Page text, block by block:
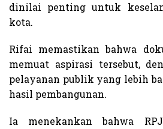
dinilai penting untuk
kota.
Rifai memastikan bahwa
memuat aspirasi tersebut,
pelayanan publik yang lebih
hasil pembangunan.
Ia menekankan bahwa